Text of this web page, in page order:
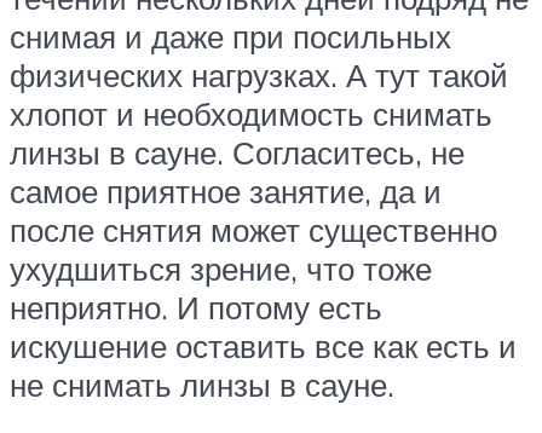
снимая и даже при посильных
физических нагрузках. А тут такой
хлопот и необходимость снимать
линзы в сауне. Согласитесь, не
самое приятное занятие, да и
после снятия может существенно
ухудшиться зрение, что тоже
неприятно. И потому есть
искушение оставить все как есть и
не снимать линзы в сауне.